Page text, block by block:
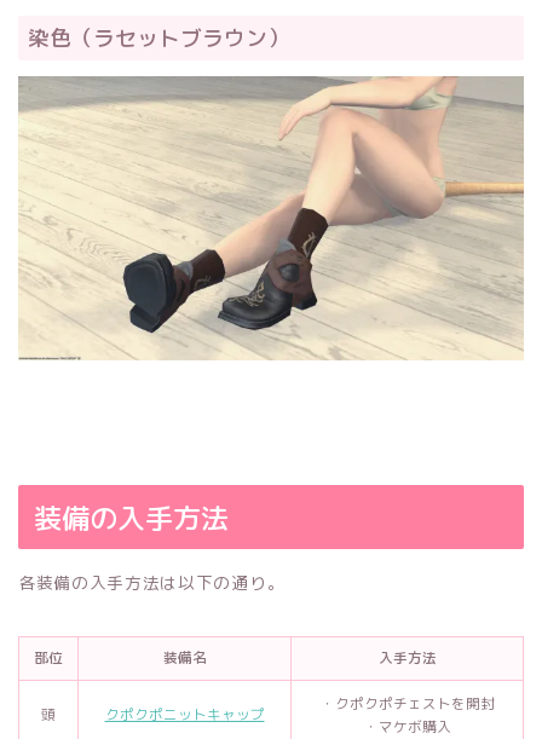
染色（ラセットブラウン）
装備の入手方法
各装備の入手方法は以下の通り。
部位 装備名 入手方法
頭 クポクポニットキャップ
・クポクポチェストを開封
・マケボ購入